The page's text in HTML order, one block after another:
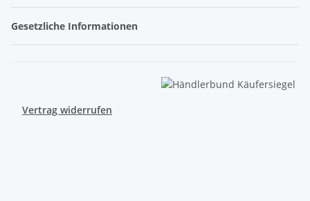
Gesetzliche Informationen
Vertrag widerrufen